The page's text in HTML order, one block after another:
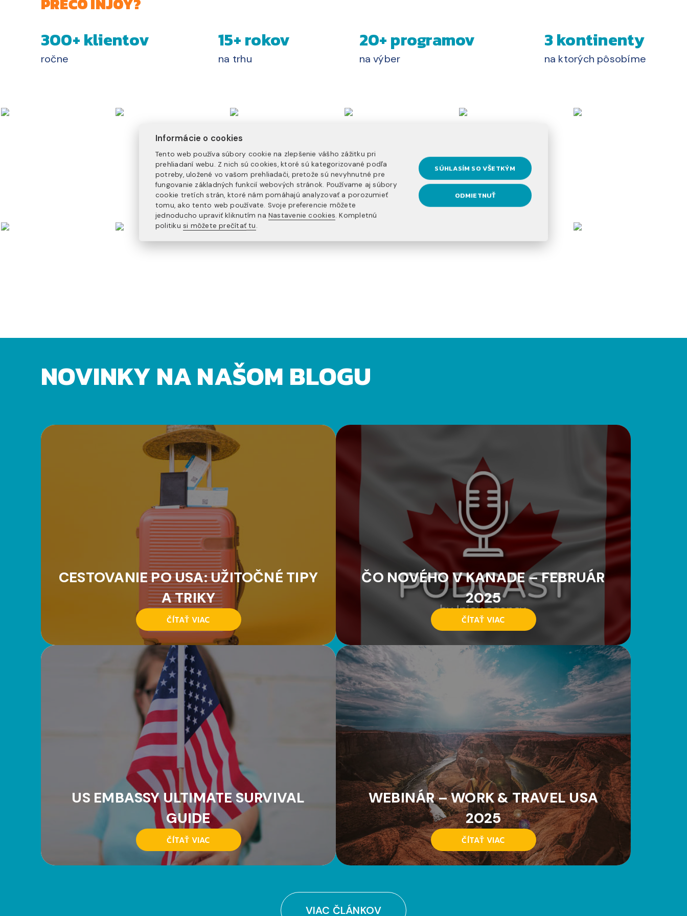
300+ klientov
ročne
15+ rokov
na trhu
20+ programov
na výber
3 kontinenty
na ktorých pôsobíme
NOVINKY NA NAŠOM BLOGU
CESTOVANIE PO USA: UŽITOČNÉ TIPY
A TRIKY
ČÍTAŤ VIAC
ČO NOVÉHO V KANADE – FEBRUÁR
2025
ČÍTAŤ VIAC
US EMBASSY ULTIMATE SURVIVAL
GUIDE
ČÍTAŤ VIAC
WEBINÁR – WORK & TRAVEL USA
2025
ČÍTAŤ VIAC
VIAC ČLÁNKOV
Informácie o cookies
Tento web používa súbory cookie na zlepšenie vášho zážitku pri
prehliadaní webu. Z nich sú cookies, ktoré sú kategorizované podľa
potreby, uložené vo vašom prehliadači, pretože sú nevyhnutné pre
fungovanie základných funkcií webových stránok. Používame aj súbory
cookie tretích strán, ktoré nám pomáhajú analyzovať a porozumieť
tomu, ako tento web používate. Svoje preferencie môžete
jednoducho upraviť kliknutím naNastavenie cookies. Kompletnú
politiku si môžete prečítať tu.
SÚHLASÍM SO VŠETKÝM
ODMIETNUŤ